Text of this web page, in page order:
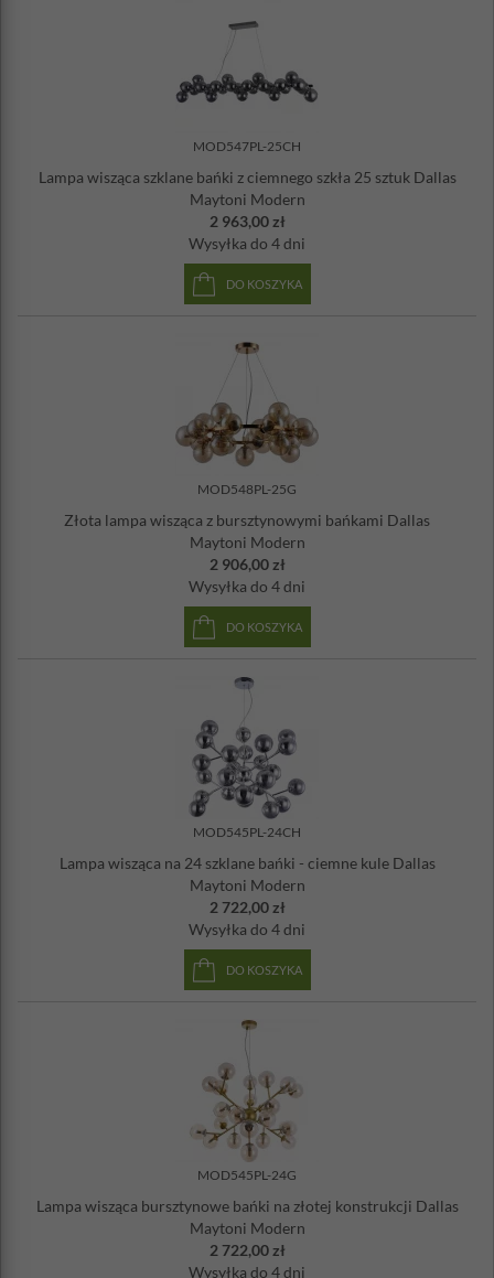
produkt może wymagać samodzielnego złożenia.
MOD547PL-25CH
Lampa wisząca szklane bańki z ciemnego szkła 25 sztuk Dallas
Maytoni Modern
2 963,00 zł
Wysyłka do 4 dni
DO KOSZYKA
MOD548PL-25G
Złota lampa wisząca z bursztynowymi bańkami Dallas
Maytoni Modern
2 906,00 zł
Wysyłka do 4 dni
DO KOSZYKA
MOD545PL-24CH
Lampa wisząca na 24 szklane bańki - ciemne kule Dallas
Maytoni Modern
2 722,00 zł
Wysyłka do 4 dni
DO KOSZYKA
MOD545PL-24G
Lampa wisząca bursztynowe bańki na złotej konstrukcji Dallas
Maytoni Modern
2 722,00 zł
Wysyłka do 4 dni